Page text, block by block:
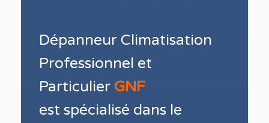
Dépanneur Climatisation
Professionnel et
Particulier GNF
est spécialisé dans le